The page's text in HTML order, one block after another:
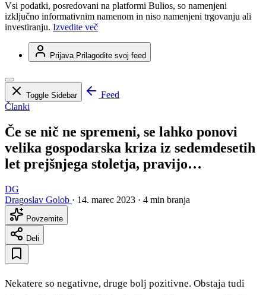
Vsi podatki, posredovani na platformi Bulios, so namenjeni
izključno informativnim namenom in niso namenjeni trgovanju ali
investiranju. Izvedite več
Prijava Prilagodite svoj feed
Toggle Sidebar
Feed
Članki
Če se nič ne spremeni, se lahko ponovi
velika gospodarska kriza iz sedemdesetih
let prejšnjega stoletja, pravijo…
DG
Dragoslav Golob · 14. marec 2023 · 4 min branja
Povzemite
Deli
Nekatere so negativne, druge bolj pozitivne. Obstaja tudi